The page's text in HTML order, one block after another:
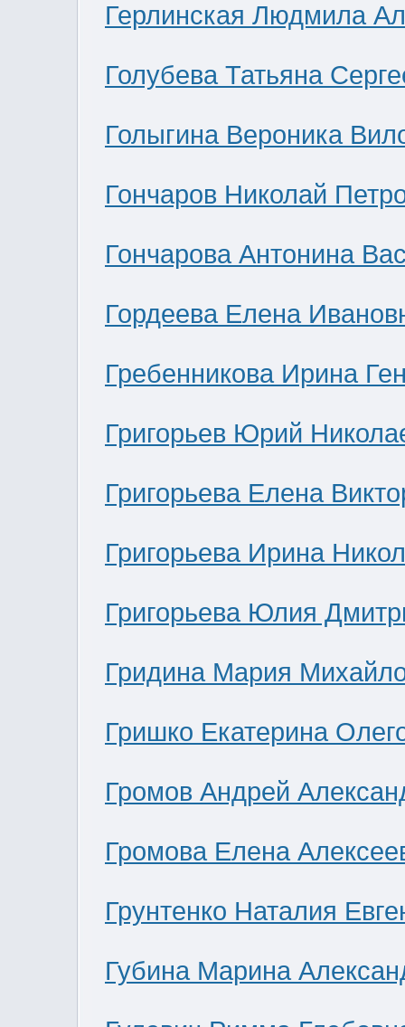
Герлинская Людмила
Голубева Татьяна
Голыгина Вероника
Гончаров Николай
Гончарова Антонина
Гордеева Елена
Гребенникова Ирина
Григорьев Юрий
Григорьева Елена
Григорьева Ирина
Григорьева Юлия
Гридина Мария
Гришко Екатерина
Громов Андрей
Громова Елена
Грунтенко Наталия
Губина Марина